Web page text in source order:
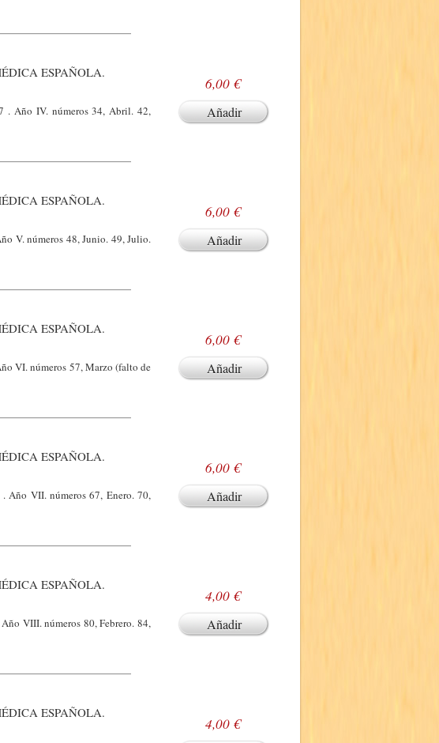
ESPAÑOLA.
. Año IV. números 34, Abril. 42,
6,00 €
Añadir
ESPAÑOLA.
V. números 48, Junio. 49, Julio.
6,00 €
Añadir
ESPAÑOLA.
VI. números 57, Marzo (falto de
6,00 €
Añadir
ESPAÑOLA.
Año VII. números 67, Enero. 70,
6,00 €
Añadir
ESPAÑOLA.
VIII. números 80, Febrero. 84,
4,00 €
Añadir
ESPAÑOLA.
4,00 €